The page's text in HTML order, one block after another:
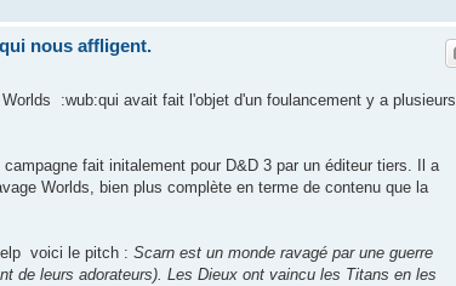
nous affligent.
:wub:qui avait fait l'objet d'un foulancement y a plusieurs
fait initalement pour D&D 3 par un éditeur tiers. Il a
Worlds, bien plus complète en terme de contenu que la
voici le pitch : Scarn est un monde ravagé par une guerre
de leurs adorateurs). Les Dieux ont vaincu les Titans en les